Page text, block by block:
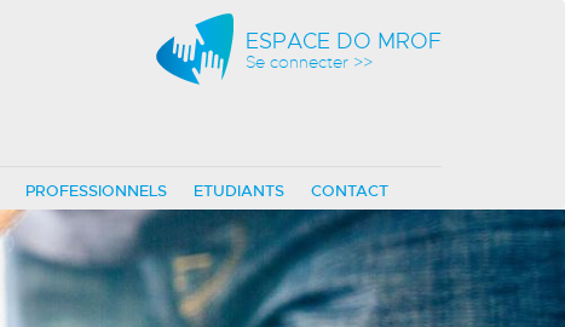
ESPACE DO MROF
Se connecter >>
PROFESSIONNELS ETUDIANTS CONTACT